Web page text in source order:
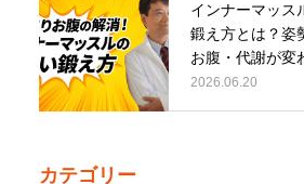
インナーマッス
鍛え方とは？姿
お腹・代謝が変
トレーニング…
2026.06.20
カテゴリー